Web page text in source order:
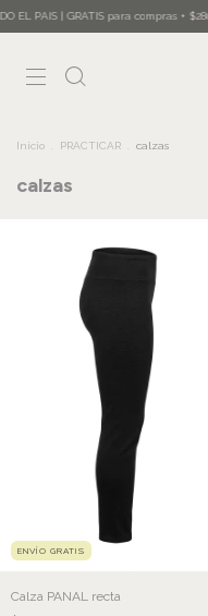
PAIS | GRATIS para compras + $280.000
Inicio PRACTICAR calzas
calzas
ENVÍO GRATIS
Calza PANAL recta